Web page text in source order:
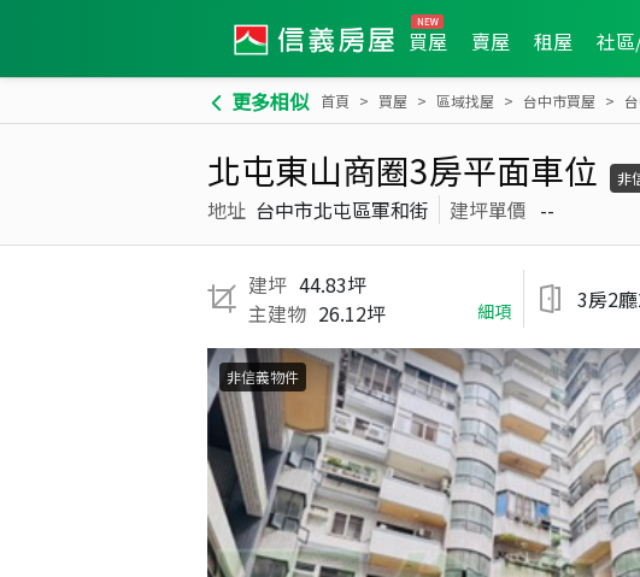
買屋 賣屋 租屋 社
更多相似 首頁 買屋 區域找屋 台中市買屋
北屯東山商圈3房平面車位 非
地址 台中市北屯區軍和街 建坪單價 --
建坪 44.83坪
主建物 26.12坪 細項 3房2
非信義物件